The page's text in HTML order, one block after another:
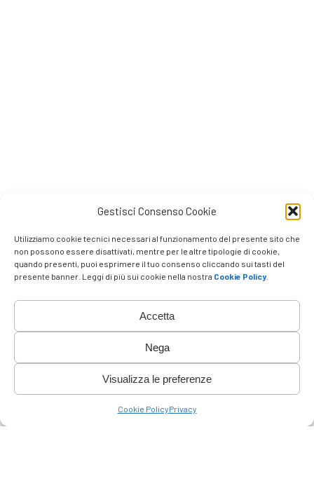
Gestisci Consenso Cookie
Utilizziamo cookie tecnici necessari al funzionamento del presente sito che
non possono essere disattivati, mentre per le altre tipologie di cookie,
quando presenti, puoi esprimere il tuo consenso cliccando sui tasti del
presente banner. Leggi di più sui cookie nella nostra Cookie Policy.
Accetta
Nega
Visualizza le preferenze
Cookie PolicyPrivacy